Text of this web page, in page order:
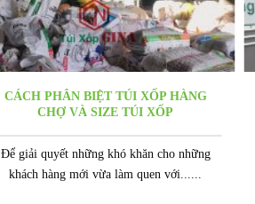
CÁCH PHÂN BIỆT TÚI XỐP HÀNG
CHỢ VÀ SIZE TÚI XỐP
Để giải quyết những khó khăn cho những
khách hàng mới vừa làm quen với......